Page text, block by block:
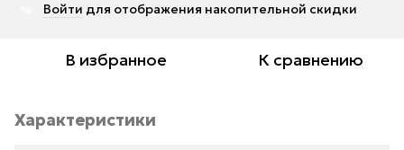
Войти для отображения накопительной скидки
В избранное К сравнению
Характеристики